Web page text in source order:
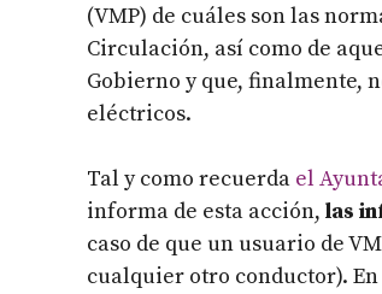
(VMP) de cuáles son las
Circulación, así como de
Gobierno y que, finalmente,
eléctricos.
Tal y como recuerda el
informa de esta acción, las
caso de que un usuario de
cualquier otro conductor).